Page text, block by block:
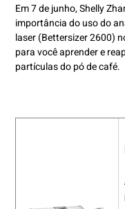
Em 7 de junho, Shelly
importância do uso do
laser (Bettersizer 2600)
para você aprender e
partículas do pó de café.